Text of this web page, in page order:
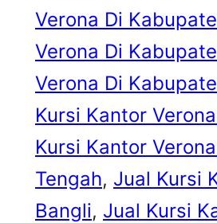
Verona Di
Verona Di
Verona Di
Kursi Kantor
Kursi Kantor
Tengah, Jual Kursi
Bangli, Jual Kursi